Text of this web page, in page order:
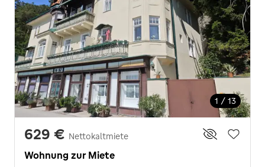
1 / 13
629 € Nettokaltmiete
Wohnung zur Miete